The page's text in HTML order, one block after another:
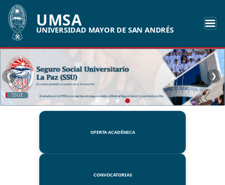
UMSA
UNIVERSIDAD MAYOR DE SAN ANDRÉS
SSUE
❮ ❯
OFERTA ACADÉMICA
CONVOCATORIAS